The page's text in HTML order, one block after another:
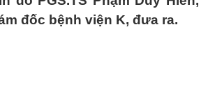
đốc bệnh viện K, đưa ra.